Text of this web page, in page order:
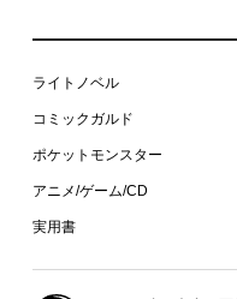
ライトノベル
コミックガルド
ポケットモンスター
アニメ/ゲーム/CD
実用書